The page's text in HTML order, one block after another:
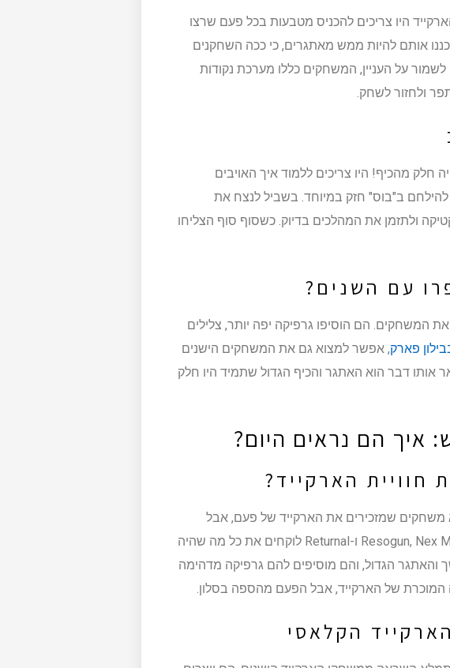
היו צריכים להכניס מטבעות בכל פעם שרצו
אותם להיות ממש מאתגרים, כי ככה השחקנים
על העניין, המשחקים כללו מערכת נקודות
ולחזור לשחק.
מהכיף! היו צריכים ללמוד איך האויבים
ב"בוס" חזק במיוחד. בשביל לנצח את
ולתזמן את המהלכים בדיוק. כשסוף סוף הצליחו
עם השנים?
המשחקים. הם הוסיפו גרפיקה יפה יותר, צלילים
פארק, אפשר למצוא גם את המשחקים הישנים
אותו דבר הוא האתגר והכיף הגדול שתמיד היו חלק
איך הם נראים היום?
4 או 5, תוכלו למצוא משחקים שמזכירים את הארקייד של פעם, אבל
בלבוש חדש ומודרני. לדוגמה, משחקים כמו Resogun, Nex Machina ו-Returnal לוקחים את כל מה שהיה
הגדול, והם מוסיפים להם גרפיקה מדהימה
המוכרת של הארקייד, אבל הפעם מהספה בסלון.
הקלאסי